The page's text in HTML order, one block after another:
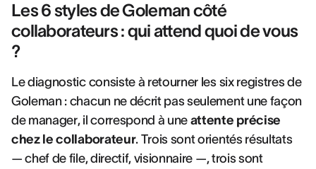
Les 6 styles de Goleman côté
collaborateurs : qui attend quoi de vous
?
Le diagnostic consiste à retourner les six registres de
Goleman : chacun ne décrit pas seulement une façon
de manager, il correspond à une attente précise
chez le collaborateur. Trois sont orientés résultats
— chef de file, directif, visionnaire —, trois sont